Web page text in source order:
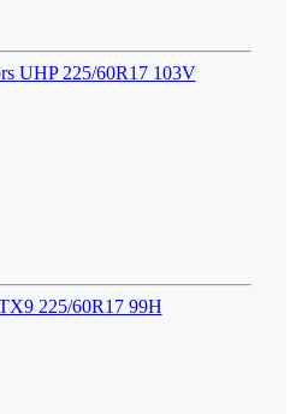
UHP 225/60R17 103V
225/60R17 99H